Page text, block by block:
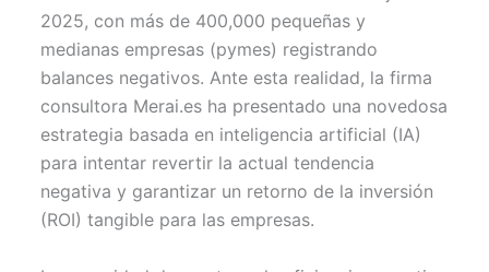
t
e
)
o
k
e
s
p
2025, con más de 400,000 pequeñas y
medianas empresas (pymes) registrando
balances negativos. Ante esta realidad, la firma
consultora Merai.es ha presentado una novedosa
estrategia basada en inteligencia artificial (IA)
para intentar revertir la actual tendencia
negativa y garantizar un retorno de la inversión
(ROI) tangible para las empresas.